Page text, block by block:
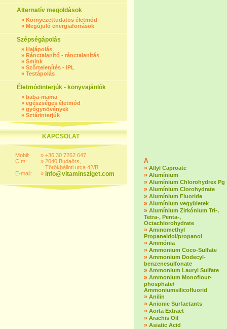
Alternatív megoldások
» Környezettudatos életmód
» Megújuló energiaforrások
Szépségápolás
» Hajápolás
» Ránctalanító - ránctalanítás
» Smink
» Szőrtelenítés - IPL
» Testápolás
Életmódinterjúk - könyvajánlók
» baba-mama
» egészséges életmód
» gyógynövények
» Sztárinterjúk
KAPCSOLAT
Mobil:
Cím:
E-mail:
»
»
»
+36 30 7262 647
2040 Budaörs,
Törökbálinti utca 42/B
info@vitaminsziget.com
A
» Allyl Caproate
» Alumínium
» Alumínium Chlorohydrex Pg
» Alumínium Clorohydrate
» Alumínium Fluoride
» Alumínium vegyületek
» Alumínium Zirkónium Tri-,
Tetra-, Penta-,
Octachlorohydrate
» Aminomethyl
Propaneidol/propanol
» Ammónia
» Ammonium Coco-Sulfate
» Ammonium Dodecyl-
benzenesulfonate
» Ammonium Lauryl Sulfate
» Ammonium Monoflour-
phosphate/
Ammoniumsilicofluorid
» Anilin
» Anionic Surfactants
» Aorta Extract
» Arachis Oil
» Asiatic Acid